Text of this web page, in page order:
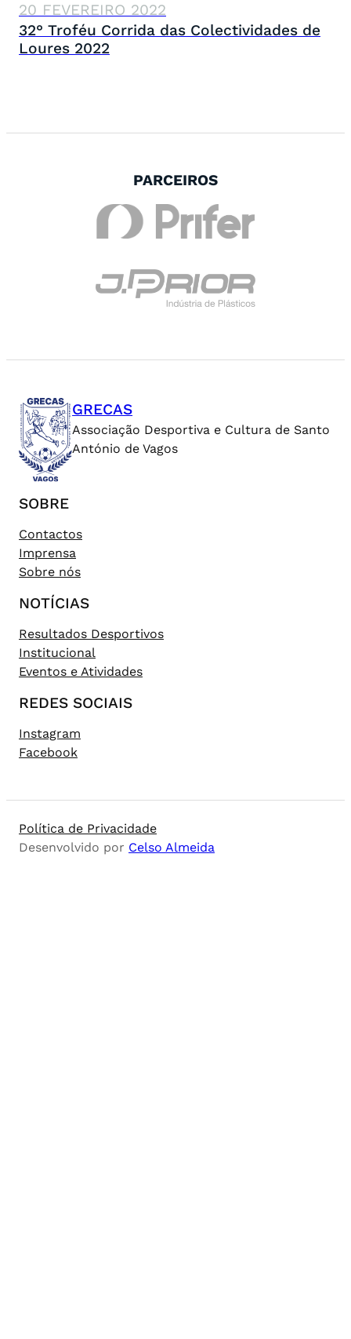
20 FEVEREIRO 2022
32° Troféu Corrida das Colectividades de
Loures 2022
PARCEIROS
GRECAS
Associação Desportiva e Cultura de Santo
António de Vagos
SOBRE
Contactos
Imprensa
Sobre nós
NOTÍCIAS
Resultados Desportivos
Institucional
Eventos e Atividades
REDES SOCIAIS
Instagram
Facebook
Política de Privacidade
Desenvolvido por Celso Almeida